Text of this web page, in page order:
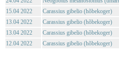
15.04 2022
Carassius gibelio (hõbekoger)
13.04 2022
Carassius gibelio (hõbekoger)
13.04 2022
Carassius gibelio (hõbekoger)
12.04 2022
Carassius gibelio (hõbekoger)